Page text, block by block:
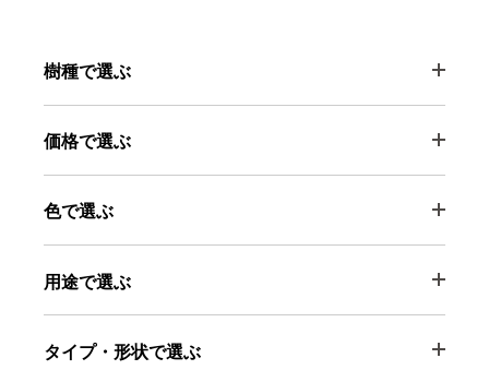
樹種で選ぶ
価格で選ぶ
色で選ぶ
用途で選ぶ
タイプ・形状で選ぶ